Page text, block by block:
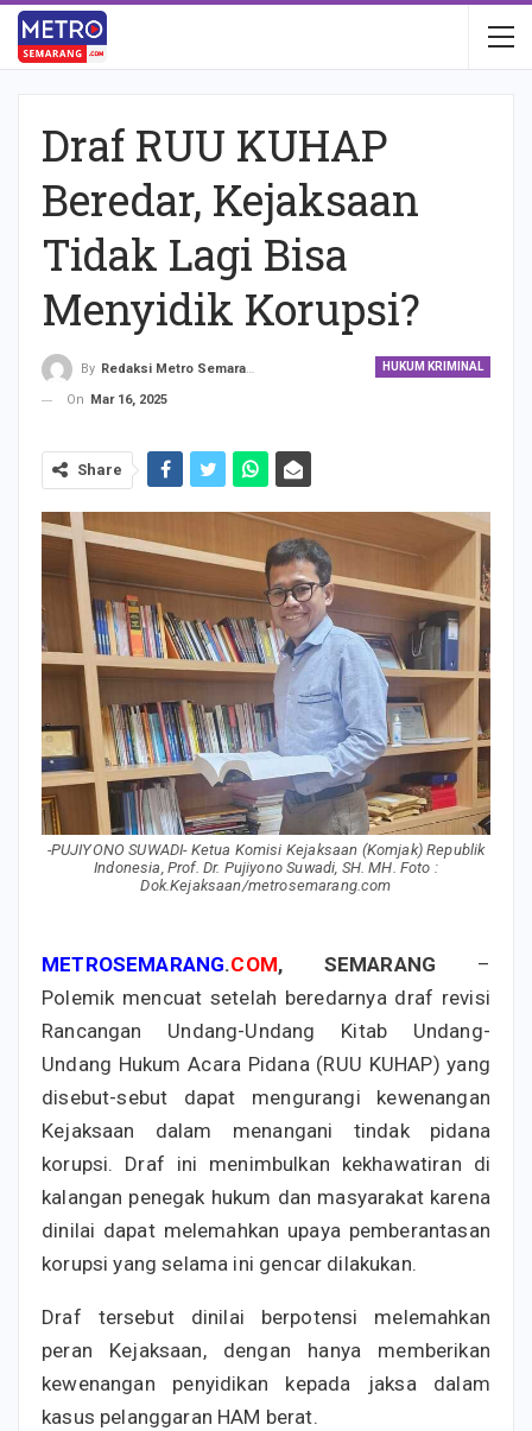
Draf RUU KUHAP
Beredar, Kejaksaan
Tidak Lagi Bisa
Menyidik Korupsi?
HUKUM KRIMINAL
By Redaksi Metro Semarang
On
Mar 16, 2025
Share
-PUJIYONO SUWADI- Ketua Komisi Kejaksaan (Komjak) Republik
Indonesia, Prof. Dr. Pujiyono Suwadi, SH. MH. Foto :
Dok.Kejaksaan/metrosemarang.com
METROSEMARANG.COM, SEMARANG –
Polemik mencuat setelah beredarnya draf revisi
Rancangan Undang-Undang Kitab Undang-
Undang Hukum Acara Pidana (RUU KUHAP) yang
disebut-sebut dapat mengurangi kewenangan
Kejaksaan dalam menangani tindak pidana
korupsi. Draf ini menimbulkan kekhawatiran di
kalangan penegak hukum dan masyarakat karena
dinilai dapat melemahkan upaya pemberantasan
korupsi yang selama ini gencar dilakukan.
Draf tersebut dinilai berpotensi melemahkan
peran Kejaksaan, dengan hanya memberikan
kewenangan penyidikan kepada jaksa dalam
kasus pelanggaran HAM berat.